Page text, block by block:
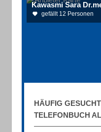
gefällt 12 Personen
HÄUFIG
TELEFONBUCH